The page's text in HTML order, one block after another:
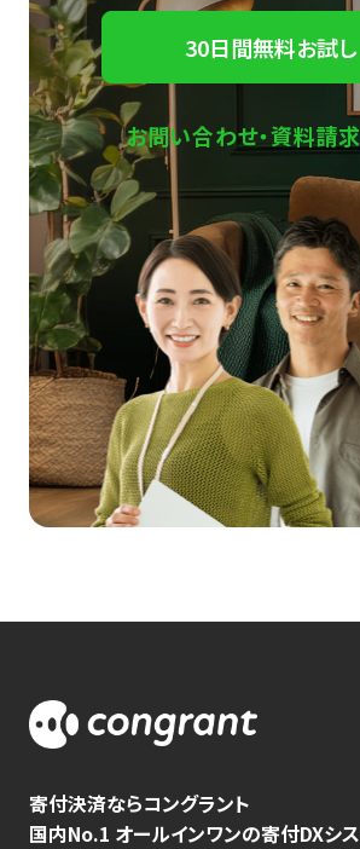
30日間無料お試し
お問い合わせ・資料請求
寄付決済ならコングラント
国内No.1 オールインワンの寄付DXシ